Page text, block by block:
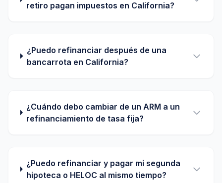
retiro pagan impuestos en California?
¿Puedo refinanciar después de una
bancarrota en California?
¿Cuándo debo cambiar de un ARM a un
refinanciamiento de tasa fija?
¿Puedo refinanciar y pagar mi segunda
hipoteca o HELOC al mismo tiempo?